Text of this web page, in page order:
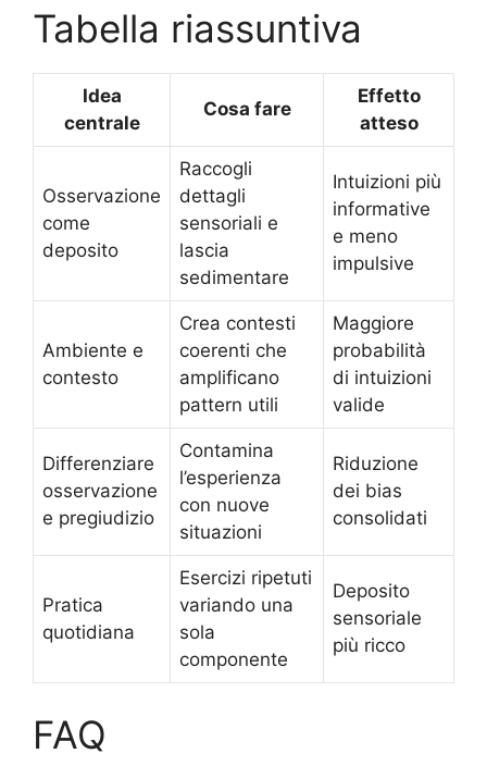
Tabella riassuntiva
Idea
centrale
Cosa fare
Effetto
atteso
Osservazione
come
deposito
Raccogli
dettagli
sensoriali e
lascia
sedimentare
Intuizioni più
informative
e meno
impulsive
Ambiente e
contesto
Crea contesti
coerenti che
amplificano
pattern utili
Maggiore
probabilità
di intuizioni
valide
Differenziare
osservazione
e pregiudizio
Contamina
l’esperienza
con nuove
situazioni
Riduzione
dei bias
consolidati
Pratica
quotidiana
Esercizi ripetuti
variando una
sola
componente
Deposito
sensoriale
più ricco
FAQ